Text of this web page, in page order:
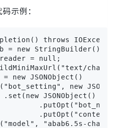
示例：
throws
= new StringBuilder();
= null;
= new JSONObject()
new
JSONObject()
.putOpt("content",
"abab6.5s-chat")